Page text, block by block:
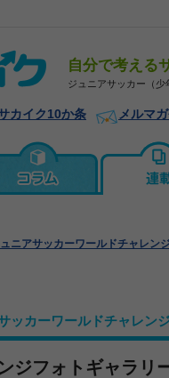
自分で考える
ジュニアサッカー（少
カイク10か条 メルマ
ュニアサッカーワールドチャレン
ッカーワールドチャレン
ジフォトギャラリ